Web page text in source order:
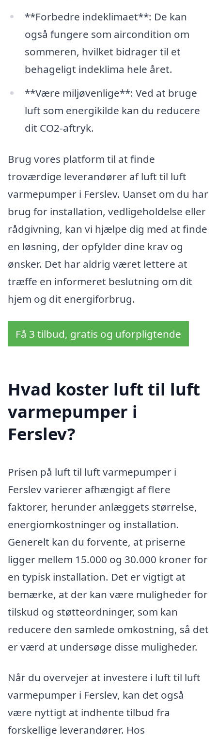
**Forbedre indeklimaet**: De kan
også fungere som aircondition om
sommeren, hvilket bidrager til et
behageligt indeklima hele året.
**Være miljøvenlige**: Ved at bruge
luft som energikilde kan du reducere
dit CO2-aftryk.
Brug vores platform til at finde
troværdige leverandører af luft til luft
varmepumper i Ferslev. Uanset om du har
brug for installation, vedligeholdelse eller
rådgivning, kan vi hjælpe dig med at finde
en løsning, der opfylder dine krav og
ønsker. Det har aldrig været lettere at
træffe en informeret beslutning om dit
hjem og dit energiforbrug.
Få 3 tilbud, gratis og uforpligtende
Hvad koster luft til luft
varmepumper i
Ferslev?
Prisen på luft til luft varmepumper i
Ferslev varierer afhængigt af flere
faktorer, herunder anlæggets størrelse,
energiomkostninger og installation.
Generelt kan du forvente, at priserne
ligger mellem 15.000 og 30.000 kroner for
en typisk installation. Det er vigtigt at
bemærke, at der kan være muligheder for
tilskud og støtteordninger, som kan
reducere den samlede omkostning, så det
er værd at undersøge disse muligheder.
Når du overvejer at investere i luft til luft
varmepumper i Ferslev, kan det også
være nyttigt at indhente tilbud fra
forskellige leverandører. Hos